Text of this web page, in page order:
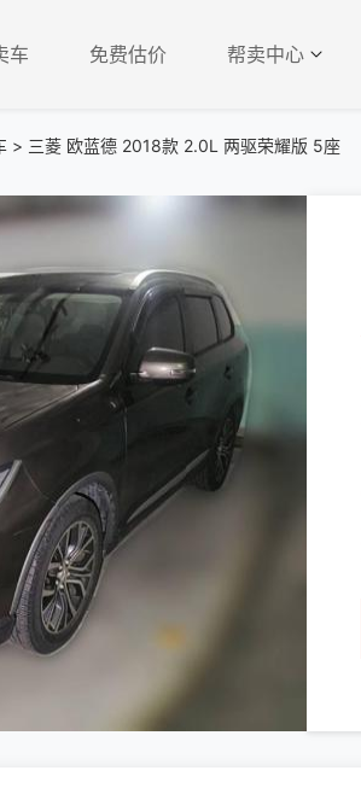
车 免费估价 帮卖中心
> 三菱 欧蓝德 2018款 2.0L 两驱荣耀版 5座